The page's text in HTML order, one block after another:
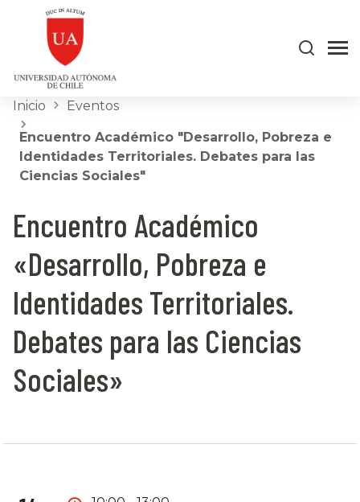
Inicio Eventos
Encuentro Académico "Desarrollo, Pobreza e
Identidades Territoriales. Debates para las
Ciencias Sociales"
Encuentro Académico
«Desarrollo, Pobreza e
Identidades Territoriales.
Debates para las Ciencias
Sociales»